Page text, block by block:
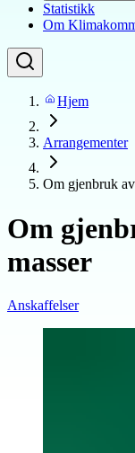
Statistikk
Om
Hjem
Arrangementer
Om gjenbruk
Om
masser
Anskaffelser